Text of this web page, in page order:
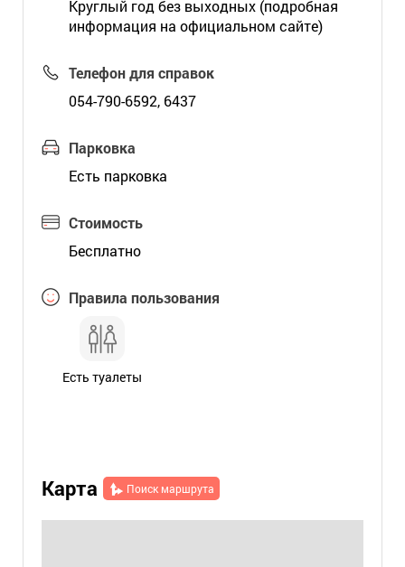
Круглый год без выходных (подробная
информация на официальном сайте)
Телефон для справок
054-790-6592, 6437
Парковка
Есть парковка
Стоимость
Бесплатно
Правила пользования
Есть туалеты
Карта Поиск маршрута